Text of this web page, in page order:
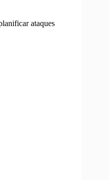
ataques